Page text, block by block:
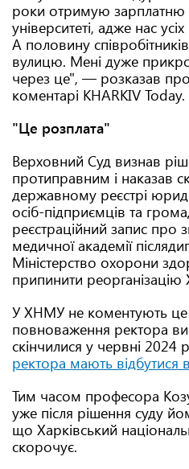
роки отримую зарплатню
університеті, адже нас
А половину
вулицю. Мені дуже прикро
через це", — розказав
коментарі KHARKIV Today.
"Це розплата"
Верховний Суд визнав
протиправним і наказав
державному реєстрі
осіб-підприємців та
реєстраційний запис про
медичної академії
Міністерство охорони
припинити
У ХНМУ не коментують це
повноваження ректора
скінчилися у червні 2024
ректора мають відбутися
Тим часом професора
уже після рішення суду
що Харківський
скорочує.